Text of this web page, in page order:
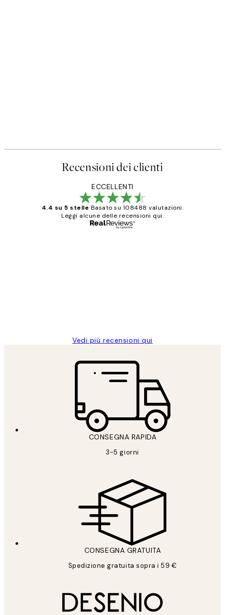
Recensioni dei clienti
ECCELLENTI
4.4 su 5 stelle Basato su 108488 valutazioni.
Leggi alcune delle recensioni qui.
Vedi più recensioni qui
CONSEGNA RAPIDA
3-5 giorni
CONSEGNA GRATUITA
Spedizione gratuita sopra i 59 €